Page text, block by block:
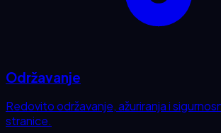
Održavanje
Redovito održavanje, ažuriranja i
stranice.